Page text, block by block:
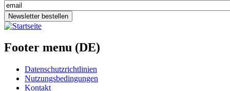
Newsletter bestellen
Footer menu (DE)
Datenschutzrichtlinien
Nutzungsbedingungen
Kontakt